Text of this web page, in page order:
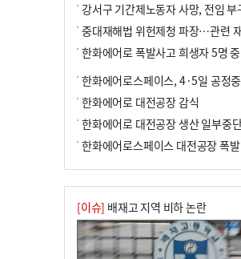
한화에어로 대전공장 감식
[이슈] 배재고 지역 비하 논란